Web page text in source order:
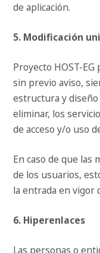
de aplicación.
5. Modificación
Proyecto HOST-
sin previo aviso,
estructura y
eliminar, los
de acceso y/o uso
En caso de que las
de los usuarios,
la entrada en vigor
6. Hiperenlaces
Las personas o